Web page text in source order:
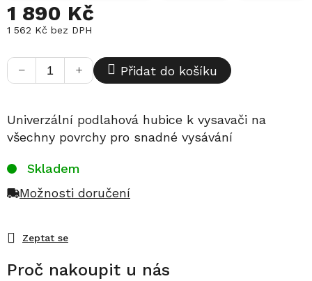
1 890 Kč
1 562 Kč bez DPH
cena:
+
− Přidat do košíku
Univerzální podlahová hubice k vysavači na
všechny povrchy pro snadné vysávání
Zeptat se
Skladem
Možnosti doručení
Proč nakoupit u nás